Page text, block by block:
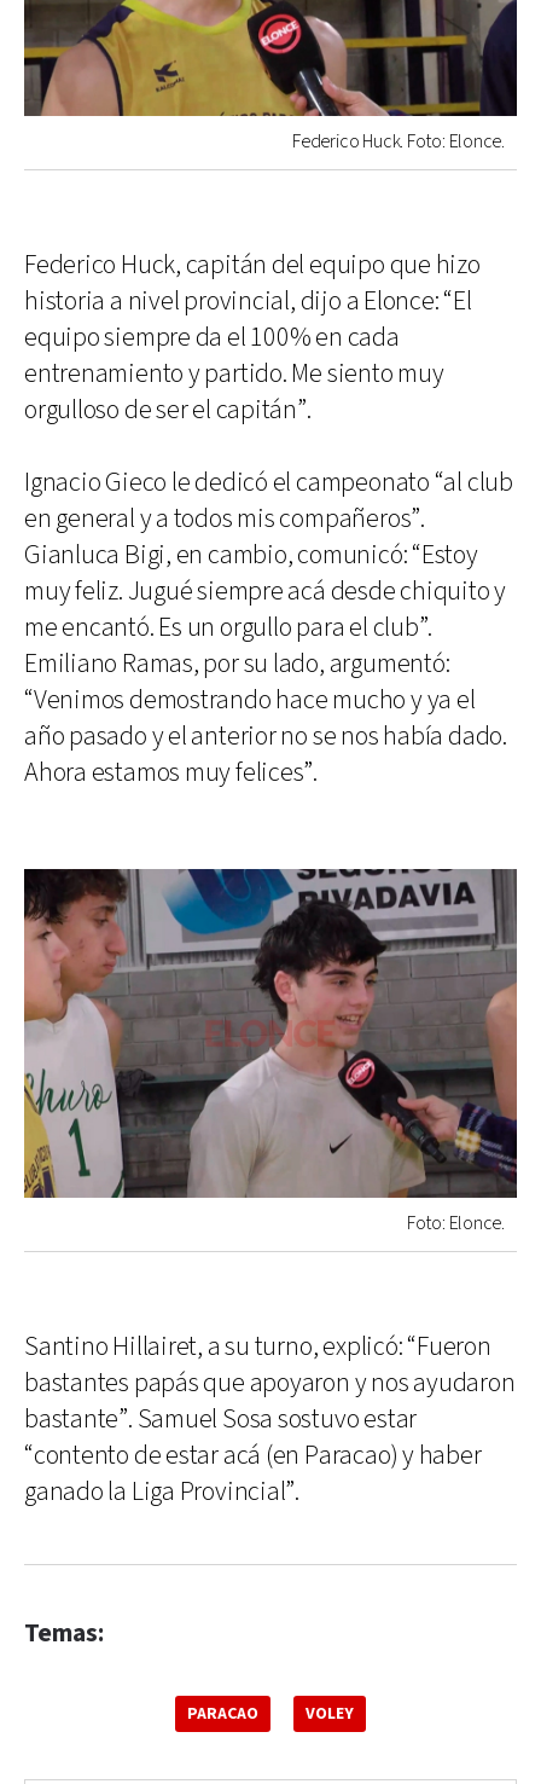
Federico Huck. Foto: Elonce.
Federico Huck, capitán del equipo que hizo
historia a nivel provincial, dijo a Elonce: “El
equipo siempre da el 100% en cada
entrenamiento y partido. Me siento muy
orgulloso de ser el capitán”.
Ignacio Gieco le dedicó el campeonato “al club
en general y a todos mis compañeros”.
Gianluca Bigi, en cambio, comunicó: “Estoy
muy feliz. Jugué siempre acá desde chiquito y
me encantó. Es un orgullo para el club”.
Emiliano Ramas, por su lado, argumentó:
“Venimos demostrando hace mucho y ya el
año pasado y el anterior no se nos había dado.
Ahora estamos muy felices”.
Foto: Elonce.
Santino Hillairet, a su turno, explicó: “Fueron
bastantes papás que apoyaron y nos ayudaron
bastante”. Samuel Sosa sostuvo estar
“contento de estar acá (en Paracao) y haber
ganado la Liga Provincial”.
Temas:
PARACAO VOLEY